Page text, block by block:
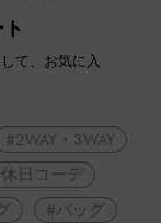
て、お気に入
#2WAY・3WAY
日コーデ
#バッグ